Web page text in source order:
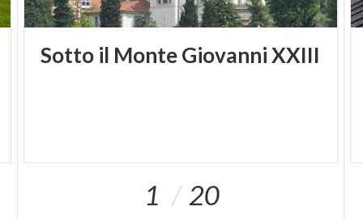
5 RAZONES PARA SEGUIR EL ITINERARIO
Recorrer un camino histórico, rodeado por el
espléndido paisaje del lago que ofrecen las
saben que fue un abad alemán, Sebastian
Sotto il MonteGiovanniXXIII
1 20